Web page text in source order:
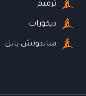
ترميم
ديكورات
ساندوتش بانل